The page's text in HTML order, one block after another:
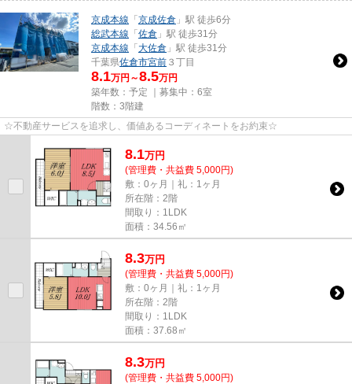
京成本線 「京成佐倉 」駅 徒歩6分
総武本線 「佐倉 」駅 徒歩31分
京成本線 「大佐倉 」駅 徒歩31分
千葉県佐倉市宮前 ３丁目
8.1万円～8.5万円
築年数：予定 ｜募集中： 6室
階数：3階建
☆不動産サービスを追求し、価値あるコーディネートをお約束☆
8.1万円
(管理費・共益費 5,000円)
敷：0ヶ月｜礼：1ヶ月
所在階：2階
間取り：1LDK
面積：34.56㎡
8.3万円
(管理費・共益費 5,000円)
敷：0ヶ月｜礼：1ヶ月
所在階：2階
間取り：1LDK
面積：37.68㎡
8.3万円
(管理費・共益費 5,000円)